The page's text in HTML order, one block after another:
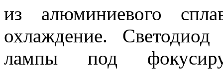
из алюминиевого
охлаждение.
лампы под